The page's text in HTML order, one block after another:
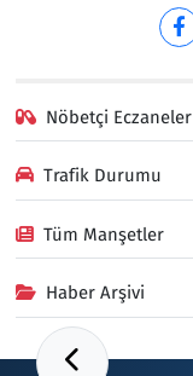
Nöbetçi Eczaneler
Trafik Durumu
Tüm Manşetler
Haber Arşivi